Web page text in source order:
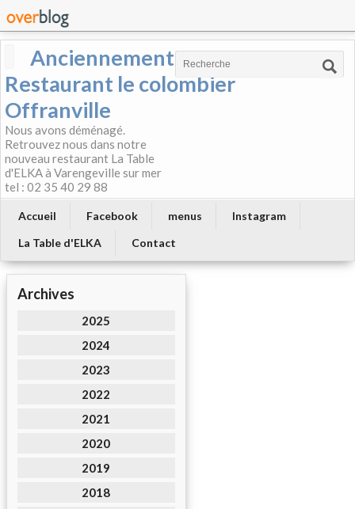
Anciennement
Restaurant le colombier
Offranville
Nous avons déménagé.
Retrouvez nous dans notre
nouveau restaurant La Table
d'ELKA à Varengeville sur mer
tel : 02 35 40 29 88
Accueil Facebook menus
Instagram
La Table d'ELKA
Contact
Archives
2025
2024
2023
2022
2021
2020
2019
2018